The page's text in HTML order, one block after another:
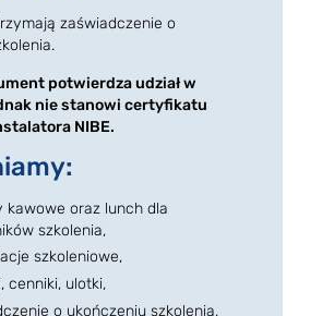
zaświadczenie o
potwierdza udział w
nie stanowi certyfikatu
NIBE.
kawowe oraz lunch dla
szkolenia,
szkoleniowe,
cenniki, ulotki,
o ukończeniu szkolenia,